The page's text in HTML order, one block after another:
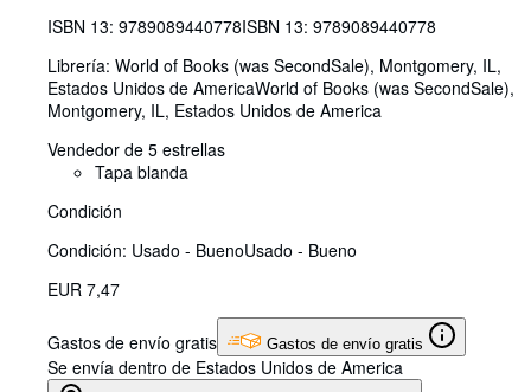
ISBN 13: 9789089440778ISBN 13: 9789089440778
Librería: World of Books (was SecondSale), Montgomery, IL,
Estados Unidos de AmericaWorld of Books (was SecondSale),
Montgomery, IL, Estados Unidos de America
Vendedor de 5 estrellas
Tapa blanda
Condición
Condición: Usado - BuenoUsado - Bueno
EUR 7,47
Gastos de envío gratis Gastos de envío gratis
Se envía dentro de Estados Unidos de America